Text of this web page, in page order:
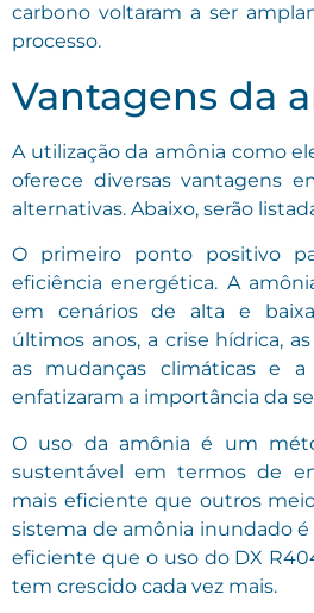
carbono voltaram a ser
processo.
Vantagens da
A utilização da amônia como
oferece diversas vantagens
alternativas. Abaixo, serão
O primeiro ponto positivo
eficiência energética. A
em cenários de alta e
últimos anos, a crise hídrica,
as mudanças climáticas e a
enfatizaram a importância da
O uso da amônia é um
sustentável em termos de
mais eficiente que outros
sistema de amônia inundado é
eficiente que o uso do DX
tem crescido cada vez mais.